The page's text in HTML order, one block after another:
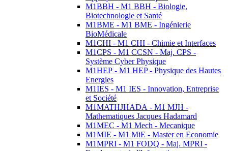
M1BBH - M1 BBH - Biologie,
Biotechnologie et Santé
M1BME - M1 BME - Ingénierie
BioMédicale
M1CHI - M1 CHI - Chimie et Interfaces
M1CPS - M1 CCSN - Maj. CPS -
Système Cyber Physique
M1HEP - M1 HEP - Physique des Hautes
Energies
M1IES - M1 IES - Innovation, Entreprise
et Société
M1MATHJHADA - M1 MJH -
Mathematiques Jacques Hadamard
M1MEC - M1 Mech - Mecanique
M1MIE - M1 MiE - Master en Economie
M1MPRI - M1 FODQ - Maj. MPRI -